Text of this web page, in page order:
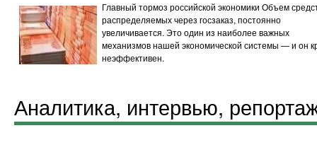
Главный тормоз российской экономики Объем
распределяемых через госзаказ, постоянно
увеличивается. Это один из наиболее важных
механизмов нашей экономической системы — и он
неэффективен.
Аналитика, интервью,